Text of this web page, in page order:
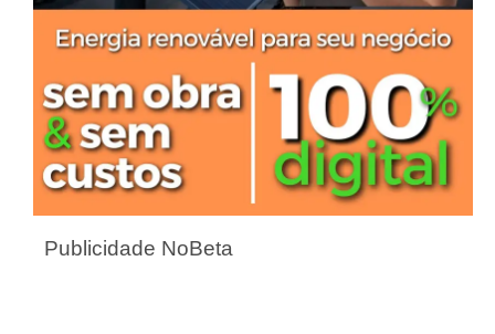
Publicidade NoBeta